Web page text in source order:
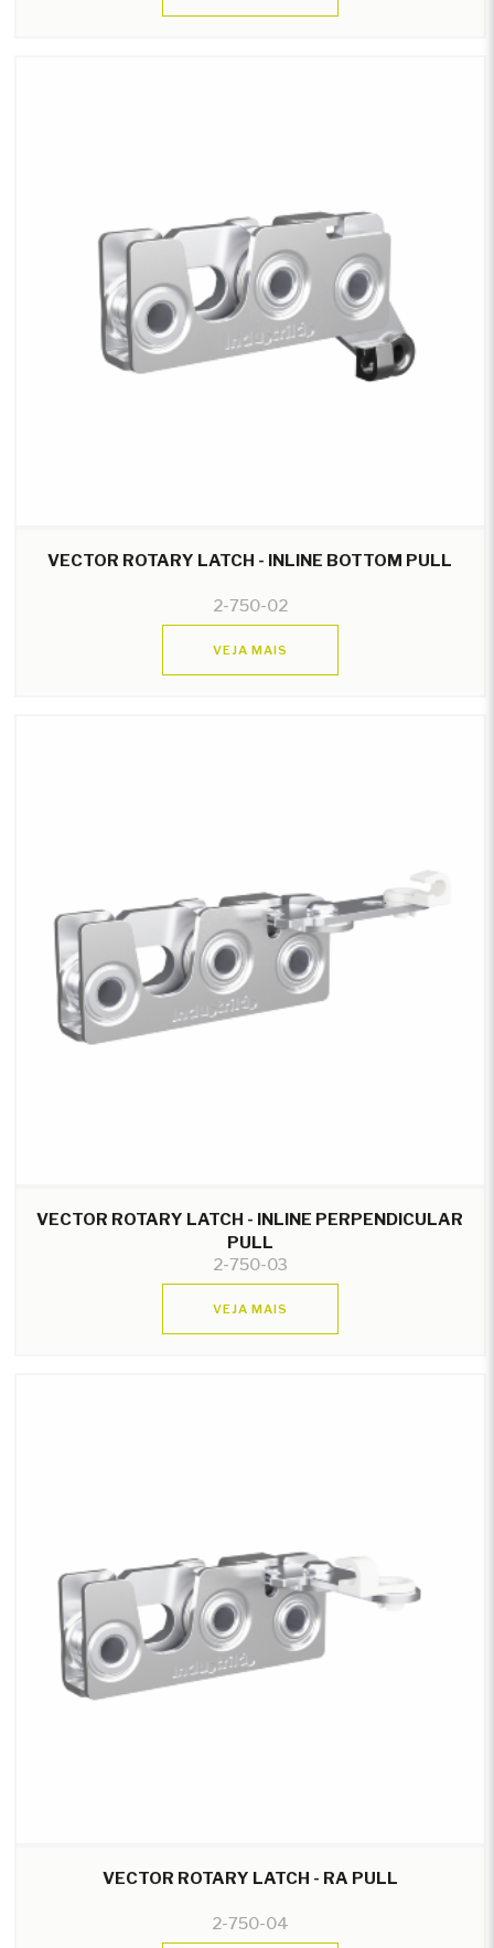
VECTOR ROTARY LATCH - INLINE BOTTOM PULL
2-750-02
VEJA MAIS
VECTOR ROTARY LATCH - INLINE PERPENDICULAR
PULL
2-750-03
VEJA MAIS
VECTOR ROTARY LATCH - RA PULL
2-750-04